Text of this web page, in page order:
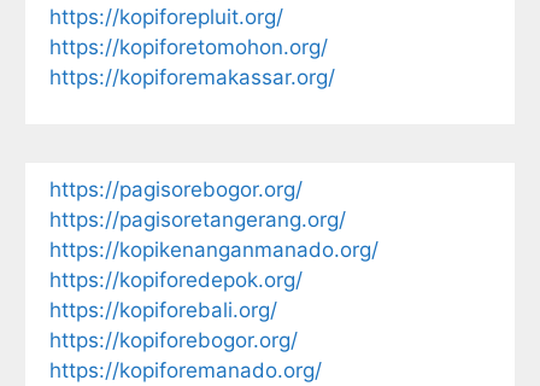
https://kopiforepluit.org/
https://kopiforetomohon.org/
https://kopiforemakassar.org/
https://pagisorebogor.org/
https://pagisoretangerang.org/
https://kopikenanganmanado.org/
https://kopiforedepok.org/
https://kopiforebali.org/
https://kopiforebogor.org/
https://kopiforemanado.org/